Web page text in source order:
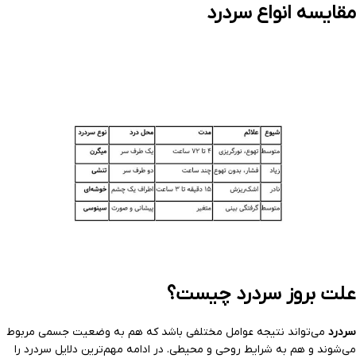
مقایسه انواع سردرد
علت بروز سردرد چیست؟
سردرد می‌تواند نتیجه عوامل مختلفی باشد که هم به وضعیت جسمی مربوط
می‌شوند و هم به شرایط روحی و محیطی. در ادامه مهم‌ترین دلایل سردرد را